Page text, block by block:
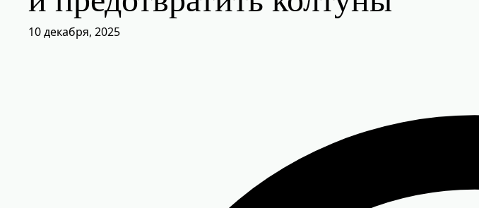
10 декабря, 2025